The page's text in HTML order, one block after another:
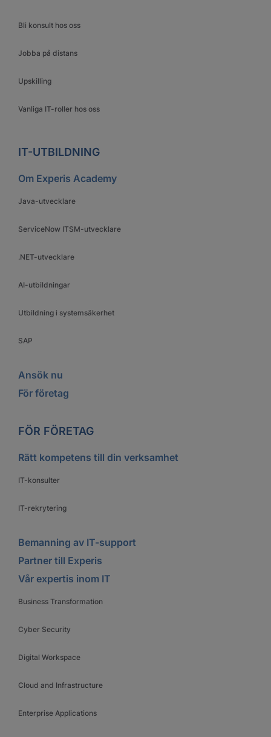
Bli konsult hos oss
Jobba på distans
Upskilling
Vanliga IT-roller hos oss
IT-UTBILDNING
Om Experis Academy
Java-utvecklare
ServiceNow ITSM-utvecklare
.NET-utvecklare
AI-utbildningar
Utbildning i systemsäkerhet
SAP
Ansök nu
För företag
FÖR FÖRETAG
Rätt kompetens till din verksamhet
IT-konsulter
IT-rekrytering
Bemanning av IT-support
Partner till Experis
Vår expertis inom IT
Business Transformation
Cyber Security
Digital Workspace
Cloud and Infrastructure
Enterprise Applications